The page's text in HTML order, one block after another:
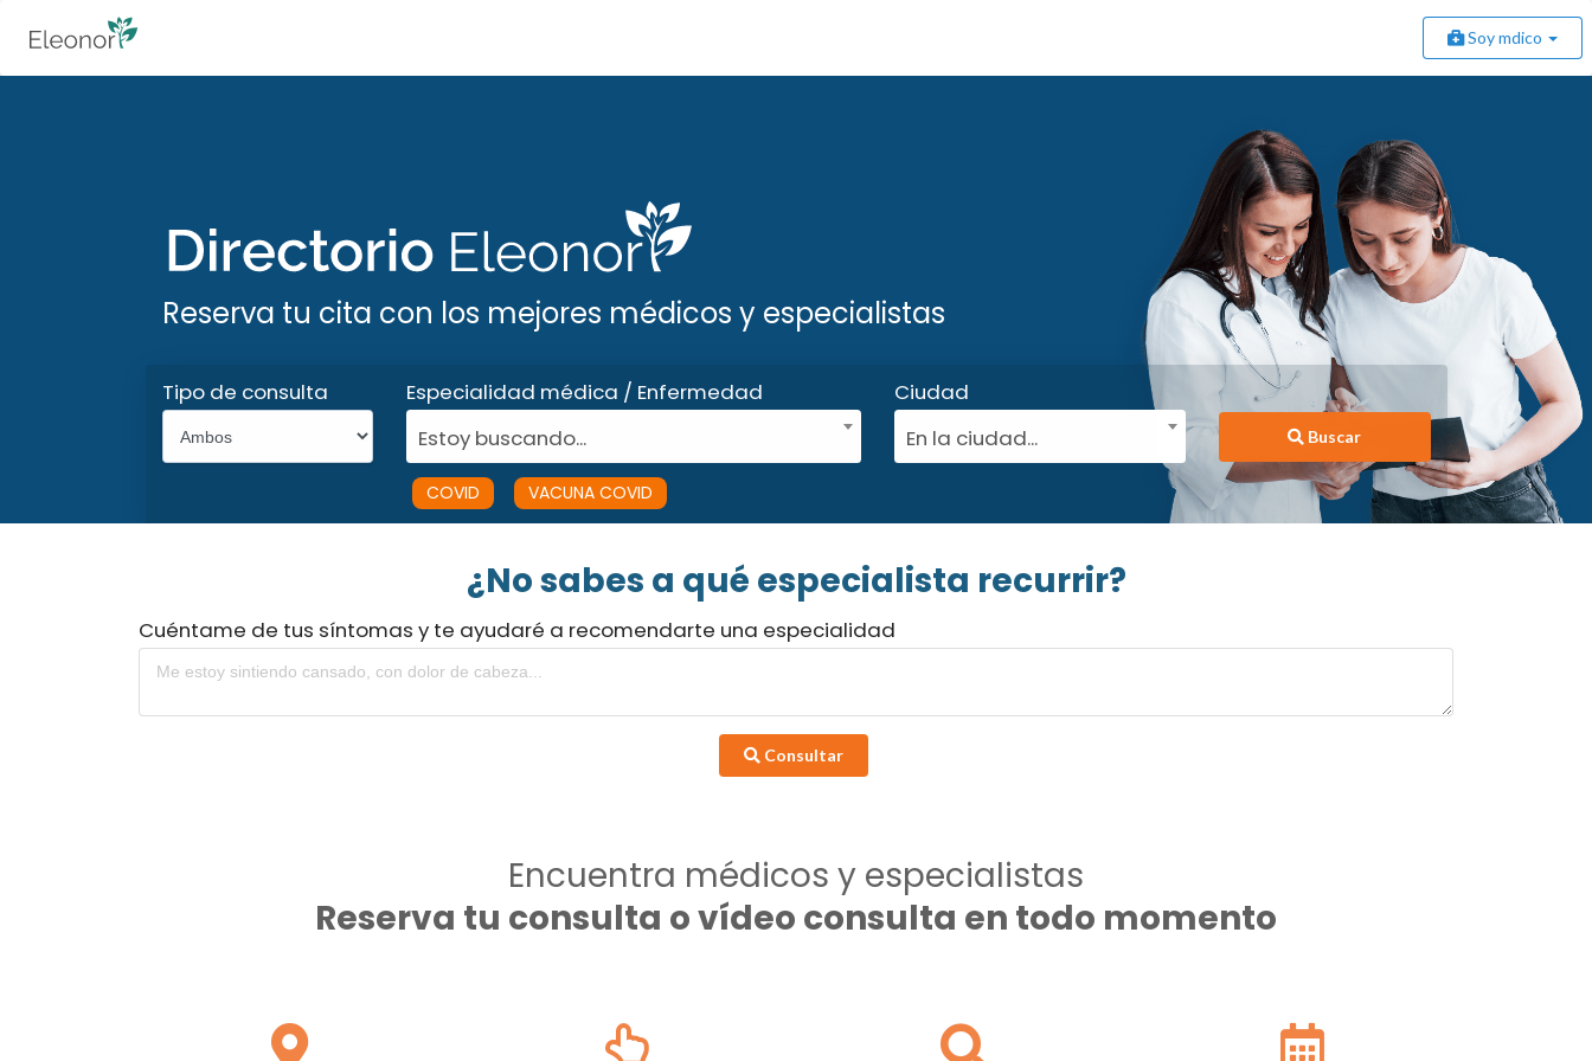
Soy mdico
Reserva tu cita con los mejores médicos y especialistas
Tipo de consulta
Especialidad médica / Enfermedad
Estoy buscando...
COVID VACUNA COVID
Ciudad
En la ciudad...
Buscar
¿No sabes a qué especialista recurrir?
Cuéntame de tus síntomas y te ayudaré a recomendarte una especialidad
Consultar
Encuentra médicos y especialistas
Reserva tu consulta o vídeo consulta en todo momento